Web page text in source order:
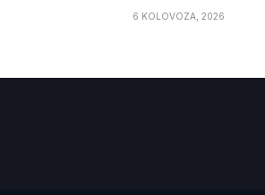
6 KOLOVOZA, 2026